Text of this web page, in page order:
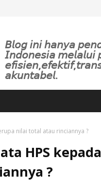
𝘉𝘭𝘰𝘨 𝘪𝘯𝘪 𝘩𝘢𝘯𝘺𝘢
𝘐𝘯𝘥𝘰𝘯𝘦𝘴𝘪𝘢
𝘢𝘬𝘶𝘯𝘵𝘢𝘣𝘦𝘭.
nilai total atau rinciannya ?
HPS
?